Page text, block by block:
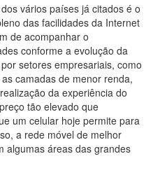
vários países já citados é o
das facilidades da Internet
de acompanhar o
conforme a evolução da
setores empresariais, como
camadas de menor renda,
da experiência do
tão elevado que
um celular hoje permite para
a rede móvel de melhor
algumas áreas das grandes